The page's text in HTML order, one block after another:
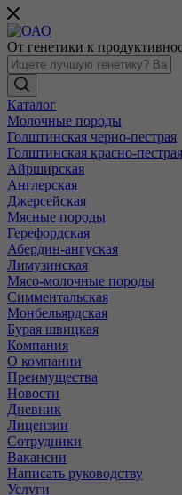
От генетики к
Каталог
Молочные породы
Голштинская черно-пестрая
Голштинская красно-пестрая
Айрширская
Англерская
Джерсейская
Мясные породы
Герефордская
Абердин-ангуская
Лимузинская
Мясо-молочные породы
Симментальская
Монбельярдская
Бурая швицкая
Компания
О компании
Преимущества
Новости
Дневник
Лицензии
Сотрудники
Вакансии
Написать руководству
Услуги